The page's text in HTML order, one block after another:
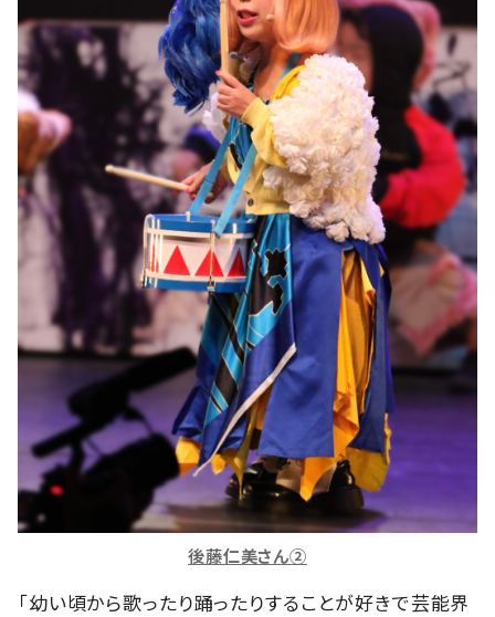
後藤仁美さん②
「幼い頃から歌ったり踊ったりすることが好きで芸能界